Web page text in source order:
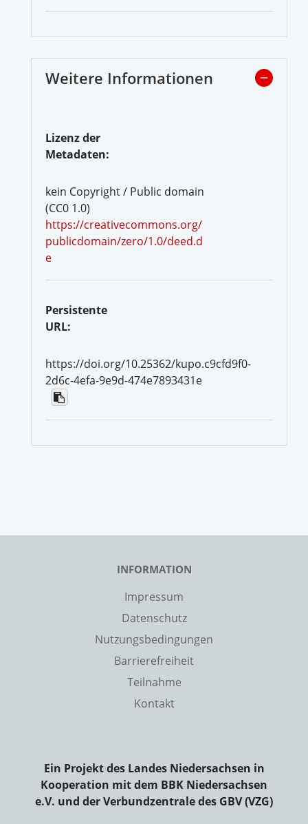
Weitere Informationen
Lizenz der
Metadaten:
kein Copyright / Public domain
(CC0 1.0)
https://creativecommons.org/
publicdomain/zero/1.0/deed.d
e
Persistente
URL:
https://doi.org/10.25362/kupo.c9cfd9f0-
2d6c-4efa-9e9d-474e7893431e
INFORMATION
Impressum
Datenschutz
Nutzungsbedingungen
Barrierefreiheit
Teilnahme
Kontakt
Ein Projekt des Landes Niedersachsen in
Kooperation mit dem BBK Niedersachsen
e.V. und der Verbundzentrale des GBV (VZG)